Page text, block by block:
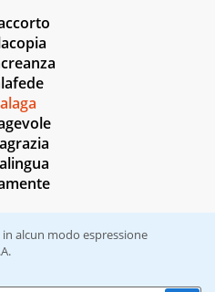
alcun modo espressione